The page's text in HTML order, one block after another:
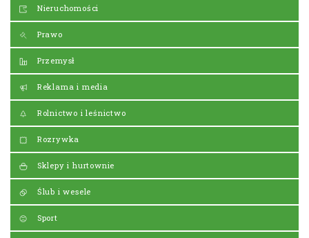
Nieruchomości
Prawo
Przemysł
Reklama i media
Rolnictwo i leśnictwo
Rozrywka
Sklepy i hurtownie
Ślub i wesele
Sport